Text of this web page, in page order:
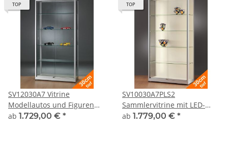
TOP
SV12030A7 Vitrine
Modellautos und Figuren
abschließbar Alu Silber
ab 1.729,00 € *
TOP
SV10030A7PLS2
Sammlervitrine mit LED-
Beleuchtung Vitrine 100cm
ab 1.779,00 € *